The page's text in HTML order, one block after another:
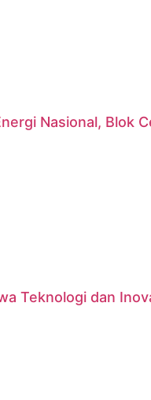
Nasional, Blok
Teknologi dan